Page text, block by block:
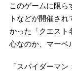
このゲームに限ら
トなどが開催さ
かった「クエスト
心なのか、マーベ
「スパイダーマ